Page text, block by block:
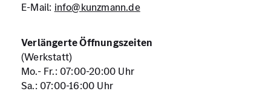
E-Mail: info@kunzmann.de
Verlängerte Öffnungszeiten
(Werkstatt)
Mo.- Fr.: 07:00-20:00 Uhr
Sa.: 07:00-16:00 Uhr